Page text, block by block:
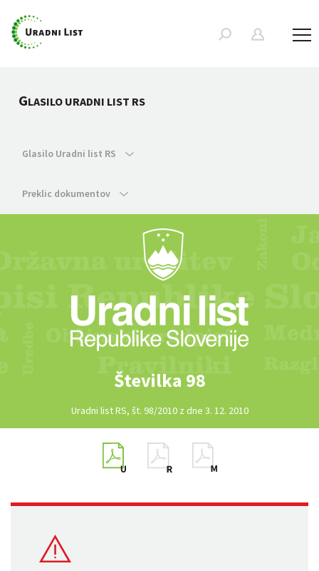
GLASILO URADNI LIST RS
Glasilo Uradni list RS
Preklic dokumentov
Številka 98
Uradni list RS, št. 98/2010 z dne 3. 12. 2010